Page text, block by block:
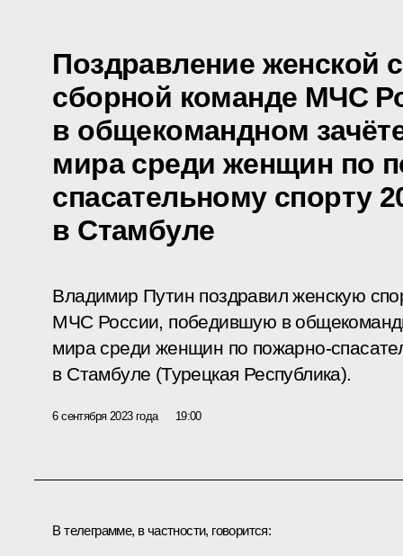
Поздравление женской
сборной команде МЧС
в общекомандном
мира среди женщин по
спасательному спорту
в Стамбуле
Владимир Путин поздравил женскую
МЧС России, победившую в
мира среди женщин по пожарно-
в Стамбуле (Турецкая Республика).
6 сентября 2023 года 19:00
В телеграмме, в частности, говорится: